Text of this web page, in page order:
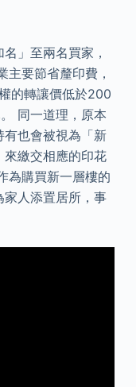
」至兩名買家，
要節省釐印費，
的轉讓價低於200
同一道理，原本
也會被視為「新
來繳交相應的印花
為購買新一層樓的
人添置居所，事